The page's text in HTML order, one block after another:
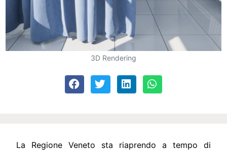
3D Rendering
La Regione Veneto sta riaprendo a tempo di